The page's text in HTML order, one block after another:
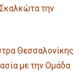
την
Θεσσαλονίκης
με την Ομάδα